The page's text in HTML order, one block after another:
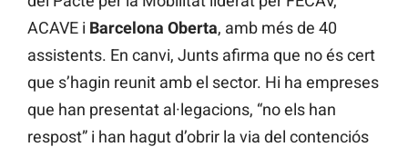
ACAVE i Barcelona Oberta, amb més de 40
assistents. En canvi, Junts afirma que no és cert
que s’hagin reunit amb el sector. Hi ha empreses
que han presentat al·legacions, “no els han
respost” i han hagut d’obrir la via del contenciós